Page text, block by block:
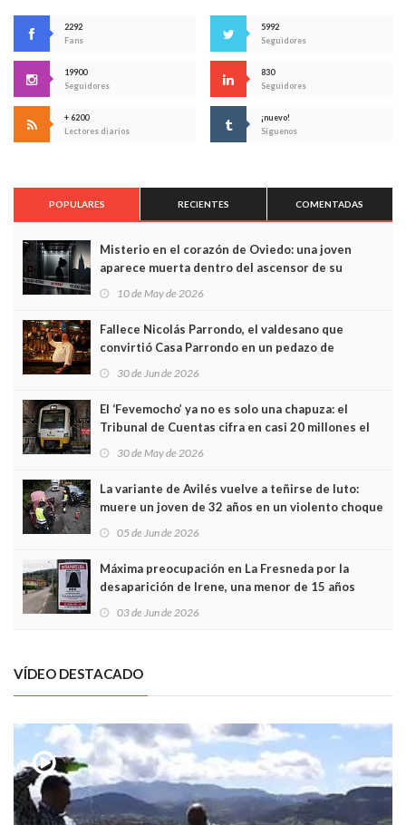
2292
Fans
5992
Seguidores
19900
Seguidores
830
Seguidores
+ 6200
Lectores diarios
¡nuevo!
Síguenos
POPULARES RECIENTES COMENTADAS
Misterio en el corazón de Oviedo: una joven
aparece muerta dentro del ascensor de su
edificio y las cámaras captan sus últimos minutos
10 de May de 2026
Fallece Nicolás Parrondo, el valdesano que
convirtió Casa Parrondo en un pedazo de
Asturias en Madrid
30 de Jun de 2026
El ‘Fevemocho’ ya no es solo una chapuza: el
Tribunal de Cuentas cifra en casi 20 millones el
sobrecoste de los trenes que no cabían por los
30 de May de 2026
La variante de Avilés vuelve a teñirse de luto:
muere un joven de 32 años en un violento choque
frontal
05 de Jun de 2026
Máxima preocupación en La Fresneda por la
desaparición de Irene, una menor de 15 años
03 de Jun de 2026
VÍDEO DESTACADO